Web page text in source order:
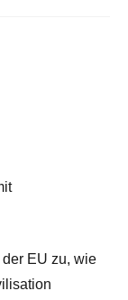
EU zu, wie